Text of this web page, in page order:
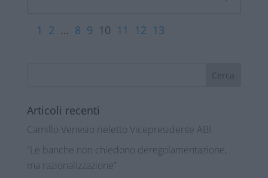
1 2 … 8 9 10 11 12 13
Articoli recenti
Camillo Venesio rieletto Vicepresidente ABI
“Le banche non chiedono deregolamentazione,
ma razionalizzazione”